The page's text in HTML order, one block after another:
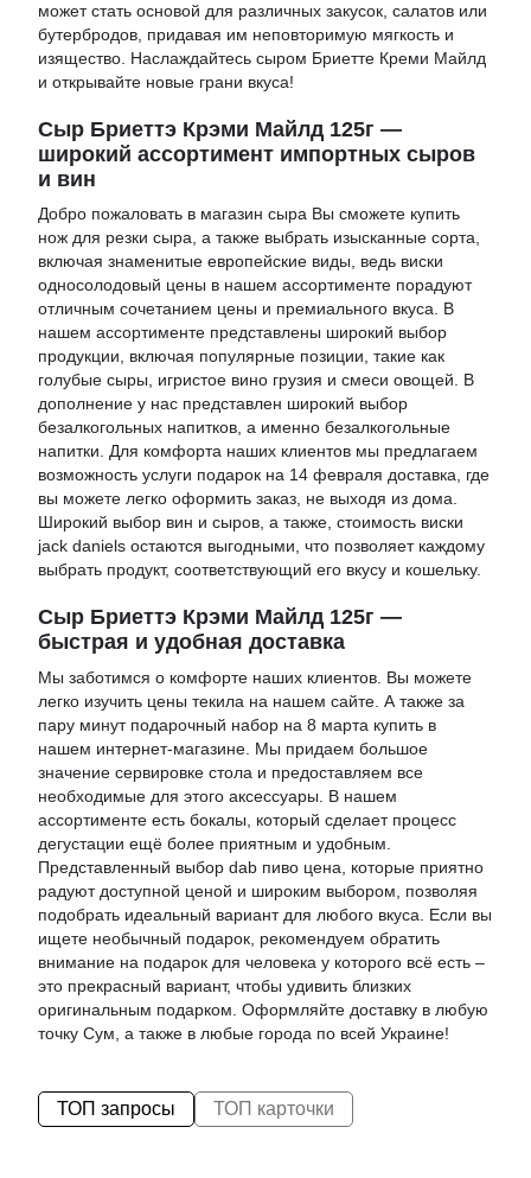
может стать основой для различных закусок, салатов или
бутербродов, придавая им неповторимую мягкость и
изящество. Наслаждайтесь сыром Бриетте Креми Майлд
и открывайте новые грани вкуса!
Сыр Бриеттэ Крэми Майлд 125г —
широкий ассортимент импортных сыров
и вин
Добро пожаловать в магазин сыра Вы сможете купить
нож для резки сыра, а также выбрать изысканные сорта,
включая знаменитые европейские виды, ведь виски
односолодовый цены в нашем ассортименте порадуют
отличным сочетанием цены и премиального вкуса. В
нашем ассортименте представлены широкий выбор
продукции, включая популярные позиции, такие как
голубые сыры, игристое вино грузия и смеси овощей. В
дополнение у нас представлен широкий выбор
безалкогольных напитков, а именно безалкогольные
напитки. Для комфорта наших клиентов мы предлагаем
возможность услуги подарок на 14 февраля доставка, где
вы можете легко оформить заказ, не выходя из дома.
Широкий выбор вин и сыров, а также, стоимость виски
jack daniels остаются выгодными, что позволяет каждому
выбрать продукт, соответствующий его вкусу и кошельку.
Сыр Бриеттэ Крэми Майлд 125г —
быстрая и удобная доставка
Мы заботимся о комфорте наших клиентов. Вы можете
легко изучить цены текила на нашем сайте. А также за
пару минут подарочный набор на 8 марта купить в
нашем интернет-магазине. Мы придаем большое
значение сервировке стола и предоставляем все
необходимые для этого аксессуары. В нашем
ассортименте есть бокалы , который сделает процесс
дегустации ещё более приятным и удобным.
Представленный выбор dab пиво цена , которые приятно
радуют доступной ценой и широким выбором, позволяя
подобрать идеальный вариант для любого вкуса. Если вы
ищете необычный подарок, рекомендуем обратить
внимание на подарок для человека у которого всё есть –
это прекрасный вариант, чтобы удивить близких
оригинальным подарком. Оформляйте доставку в любую
точку Сум, а также в любые города по всей Украине!
ТОП запросы ТОП карточки